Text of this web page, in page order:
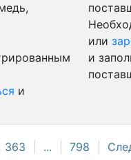
363 ... 798
и
или
и